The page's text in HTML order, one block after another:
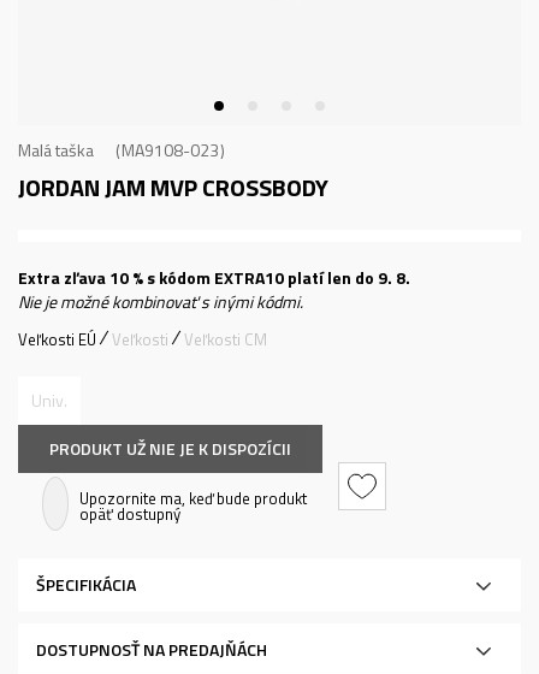
Malá taška MA9108-023
JORDAN JAM MVP CROSSBODY
Extra zľava 10 % s kódom EXTRA10 platí len do 9. 8.
Nie je možné kombinovať s inými kódmi.
Veľkosti EÚ Veľkosti Veľkosti CM
Univ.
PRODUKT UŽ NIE JE K DISPOZÍCII
Upozornite ma, keď bude produkt
opäť dostupný
ŠPECIFIKÁCIA
DOSTUPNOSŤ NA PREDAJŇÁCH